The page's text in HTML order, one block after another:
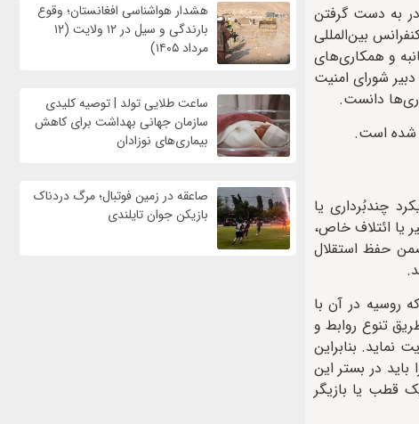
به دست گرفتن
کنفرانس بین‌المللی
و همکاری‌های
شورای امنیت
دانست.
شده است.
چندبُرداری یا
یا ائتلاف خاص،
حفظ استقلال
روسیه در آن با
تنوع روابط و
نماید. بنابراین
باید در بستر این
قطب یا بازیگر
هشدار هواشناسی افغانستان؛ وقوع
بارندگی و سیل در ۱۲ ولایت (۱۲
مرداد ۱۴۰۵)
ساعت طلایی تولد | توصیه کلیدی
سازمان جهانی بهداشت برای کاهش
بیماری‌های نوزادان
صاعقه در زمین فوتبال؛ مرگ دردناک
بازیکن جوان تایلندی